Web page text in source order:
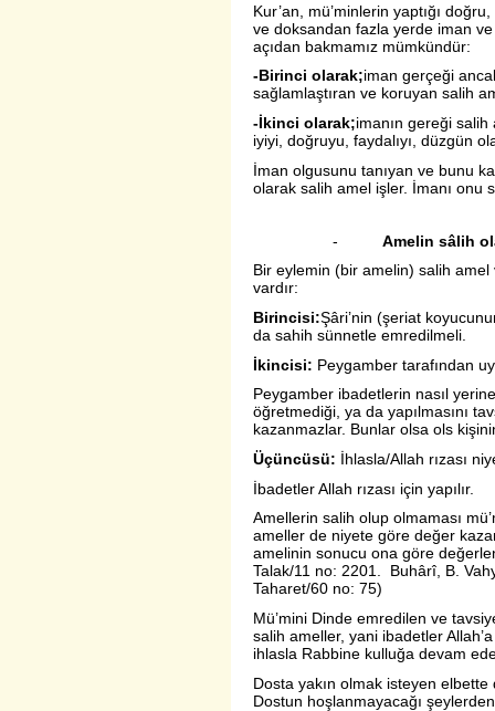
Kur’an, mü’minlerin yaptığı
ve doksandan fazla yerde iman
açıdan bakmamız mümkündür:
-Birinci olarak;iman gerçeği
sağlamlaştıran ve koruyan salih
-İkinci olarak;imanın gereği
iyiyi, doğruyu, faydalıyı, düzgün
İman olgusunu tanıyan ve bunu
olarak salih amel işler. İmanı onu
- Amelin sâlih
Bir eylemin (bir amelin) salih
vardır:
Birincisi:Şâri’nin (şeriat
da sahih sünnetle emredilmeli.
İkincisi: Peygamber tarafından
Peygamber ibadetlerin nasıl
öğretmediği, ya da yapılmasını
kazanmazlar. Bunlar olsa ols
Üçüncüsü: İhlasla/Allah rızası
İbadetler Allah rızası için yapılır.
Amellerin salih olup olmaması
ameller de niyete göre değer
amelinin sonucu ona göre
Talak/11 no: 2201. Buhârî, B.
Taharet/60 no: 75)
Mü’mini Dinde emredilen ve
salih ameller, yani ibadetler
ihlasla Rabbine kulluğa devam
Dosta yakın olmak isteyen elbette
Dostun hoşlanmayacağı